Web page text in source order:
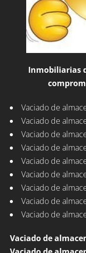
Inmobiliarias
Vaciado de
Vaciado de
Vaciado de
Vaciado de
Vaciado de
Vaciado de
Vaciado de
Vaciado de
Vaciado de
Vaciado de